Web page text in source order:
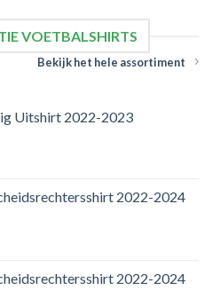
VOETBALSHIRTS
Bekijk het hele assortiment
Uitshirt 2022-2023
2022-2024
2022-2024